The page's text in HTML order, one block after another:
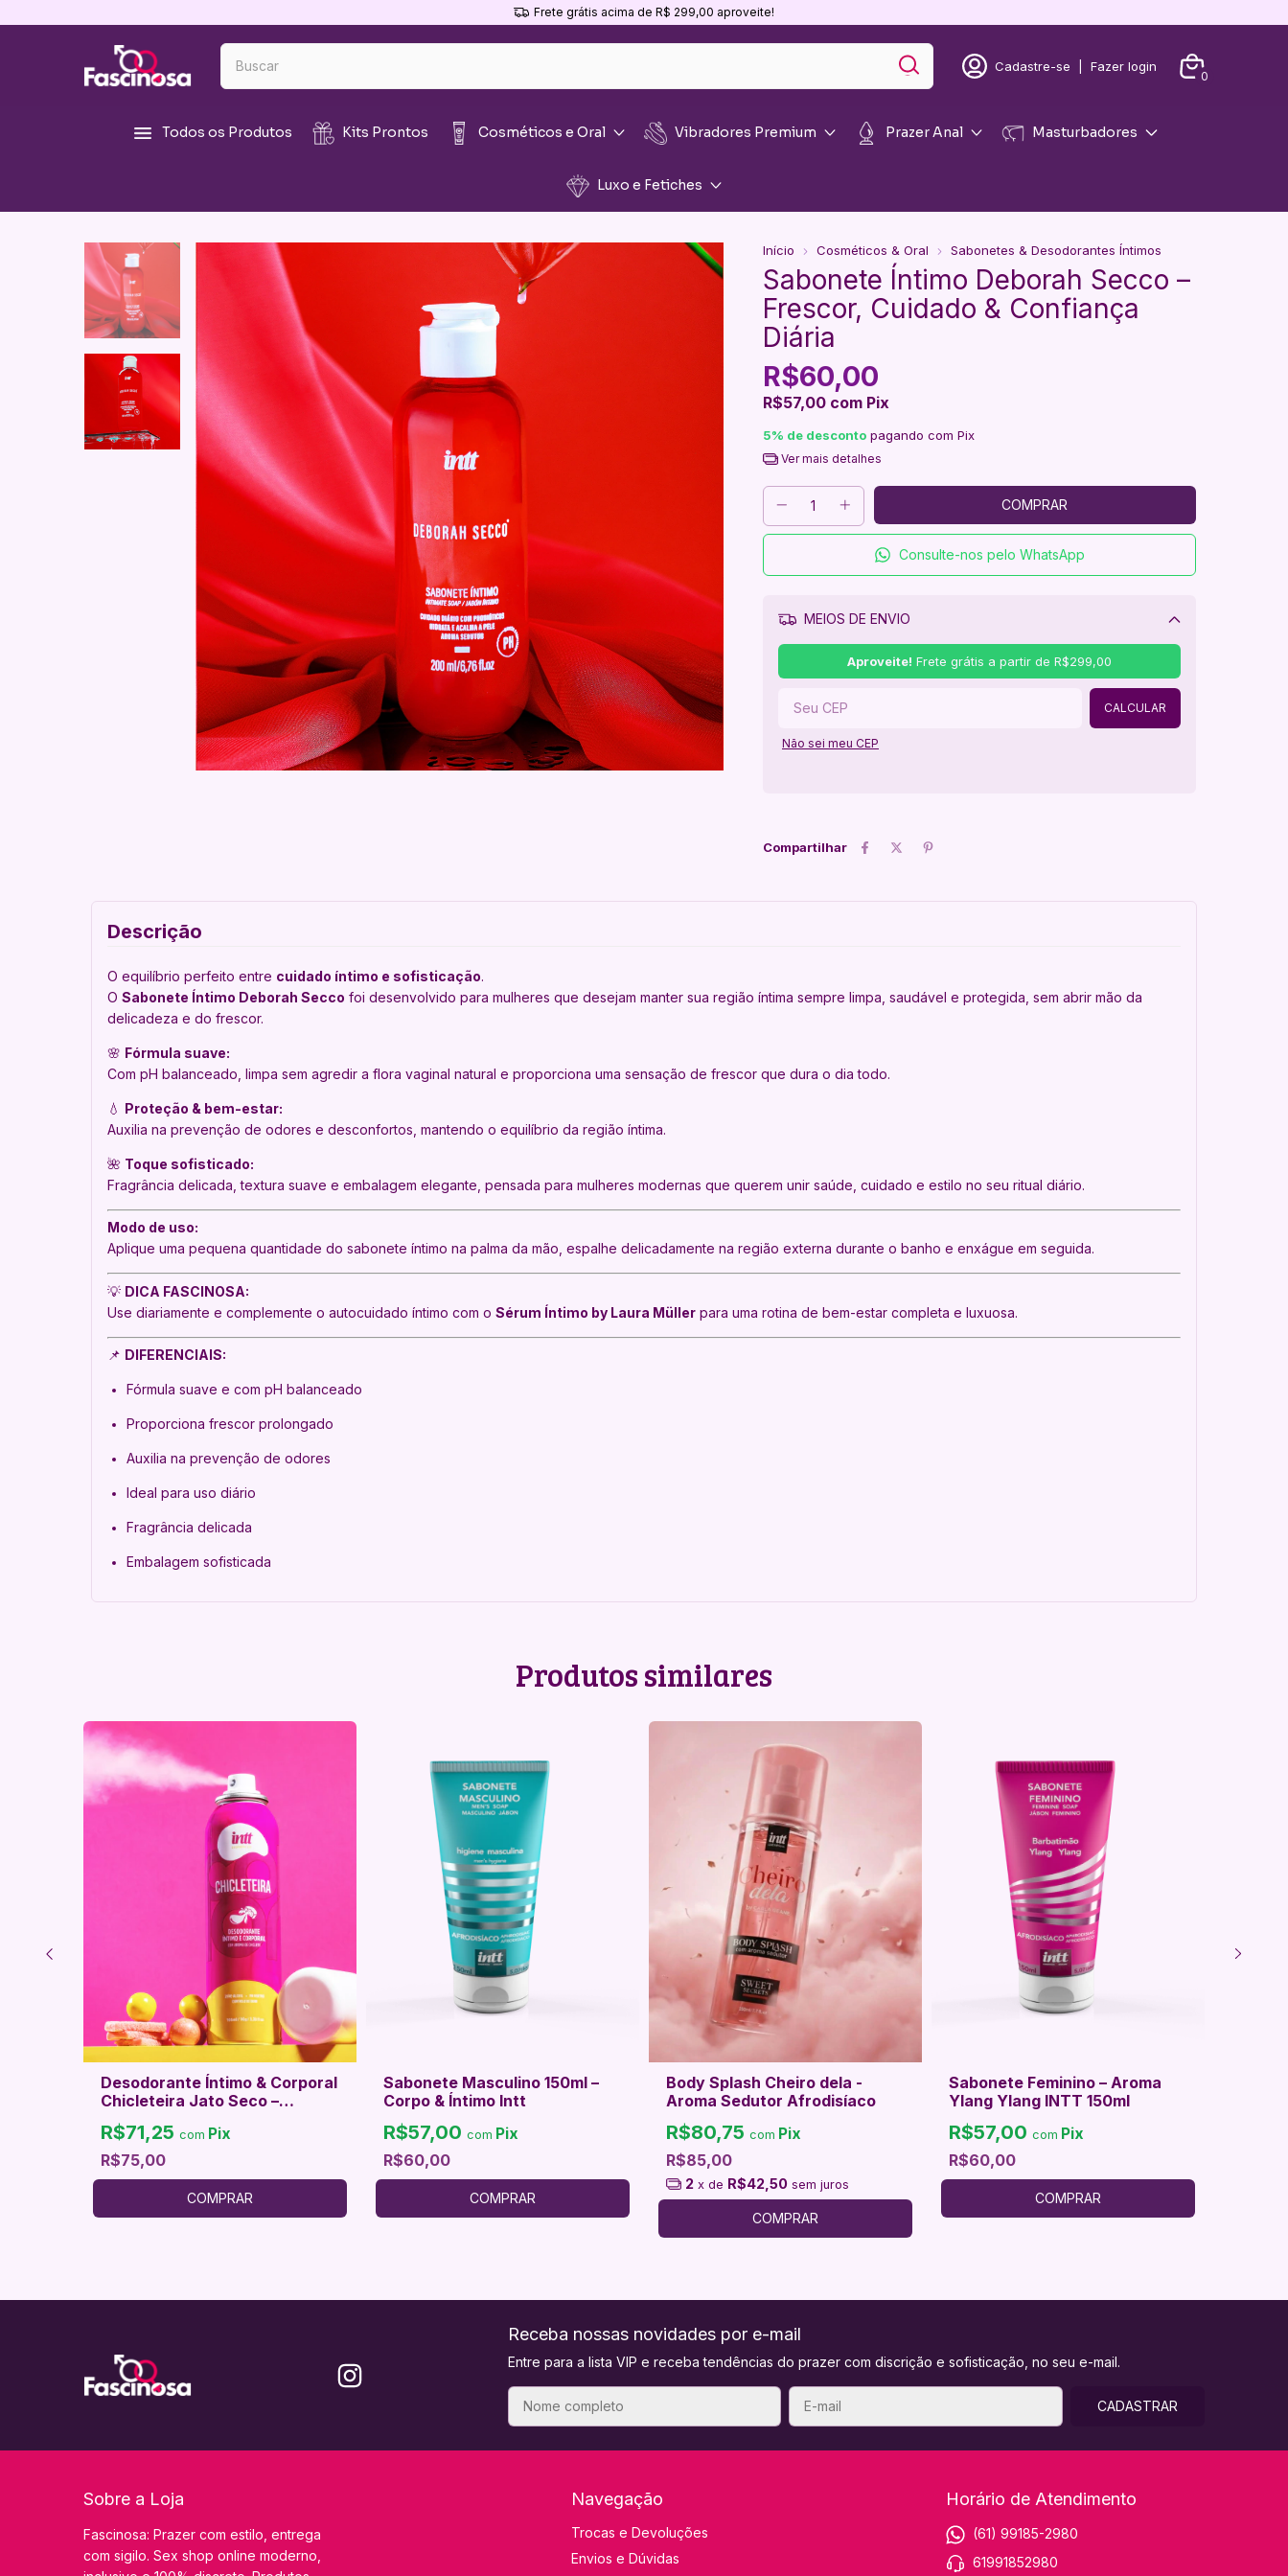
Frete grátis acima de R$ 299,00 aproveite!
Cadastre-se Fazer login
0
Todos os Produtos Kits Prontos Cosméticos e Oral Vibradores Premium Prazer Anal Masturbadores
Luxo e Fetiches
Início Cosméticos & Oral Sabonetes & Desodorantes Íntimos
Sabonete Íntimo Deborah Secco –
Frescor, Cuidado & Confiança
Diária
R$60,00
R$57,00 com Pix
5% de desconto pagando com Pix
Ver mais detalhes
Consulte-nos pelo WhatsApp
MEIOS DE ENVIO
Aproveite! Frete grátis a partir de R$299,00
CALCULAR
Não sei meu CEP
Compartilhar
Descrição
O equilíbrio perfeito entre cuidado íntimo e sofisticação.
O Sabonete Íntimo Deborah Secco foi desenvolvido para mulheres que desejam manter sua região íntima sempre limpa, saudável e protegida, sem abrir mão da
delicadeza e do frescor.
🌸 Fórmula suave:
Com pH balanceado, limpa sem agredir a flora vaginal natural e proporciona uma sensação de frescor que dura o dia todo.
💧 Proteção & bem-estar:
Auxilia na prevenção de odores e desconfortos, mantendo o equilíbrio da região íntima.
🌺 Toque sofisticado:
Fragrância delicada, textura suave e embalagem elegante, pensada para mulheres modernas que querem unir saúde, cuidado e estilo no seu ritual diário.
Modo de uso:
Aplique uma pequena quantidade do sabonete íntimo na palma da mão, espalhe delicadamente na região externa durante o banho e enxágue em seguida.
💡 DICA FASCINOSA:
Use diariamente e complemente o autocuidado íntimo com o Sérum Íntimo by Laura Müller para uma rotina de bem-estar completa e luxuosa.
📌 DIFERENCIAIS:
Fórmula suave e com pH balanceado
Proporciona frescor prolongado
Auxilia na prevenção de odores
Ideal para uso diário
Fragrância delicada
Embalagem sofisticada
Produtos similares
Desodorante Íntimo & Corporal
Chicleteira Jato Seco –
Frescor Doce, Confiança &
Sensualidade
R$75,00
R$71,25 com Pix
COMPRAR
Sabonete Masculino 150ml –
Corpo & Íntimo Intt
R$60,00
R$57,00 com Pix
COMPRAR
Body Splash Cheiro dela -
Aroma Sedutor Afrodisíaco
R$85,00
R$80,75 com Pix
2 x de R$42,50 sem juros
COMPRAR
Sabonete Feminino – Aroma
Ylang Ylang INTT 150ml
R$60,00
R$57,00 com Pix
COMPRAR
Receba nossas novidades por e-mail
Entre para a lista VIP e receba tendências do prazer com discrição e sofisticação, no seu e-mail.
Sobre a Loja
Fascinosa: Prazer com estilo, entrega
com sigilo. Sex shop online moderno,
Navegação
Trocas e Devoluções
Envios e Dúvidas
Horário de Atendimento
(61) 99185-2980
61991852980